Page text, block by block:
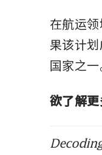
在航运
果该计
国家之一
欲了解